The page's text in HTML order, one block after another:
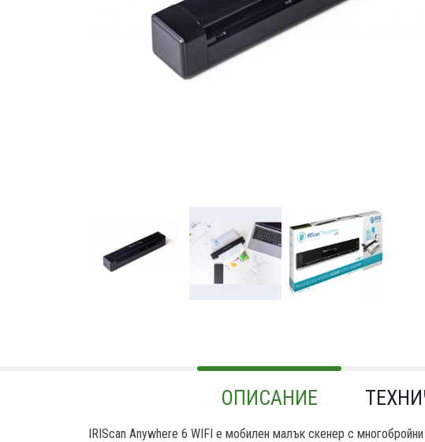
ОПИСАНИЕ
IRIScan Anywhere 6 WIFI е мобилен малък скенер с